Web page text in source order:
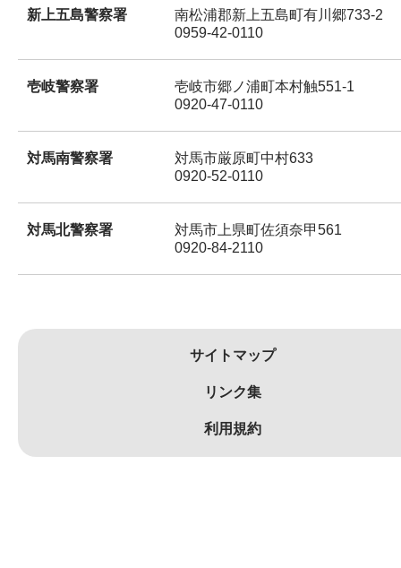
新上五島警察署
南松浦郡新上五島町有川郷733-2
0959-42-0110
壱岐警察署
壱岐市郷ノ浦町本村触551-1
0920-47-0110
対馬南警察署
対馬市厳原町中村633
0920-52-0110
対馬北警察署
対馬市上県町佐須奈甲561
0920-84-2110
サイトマップ
リンク集
利用規約